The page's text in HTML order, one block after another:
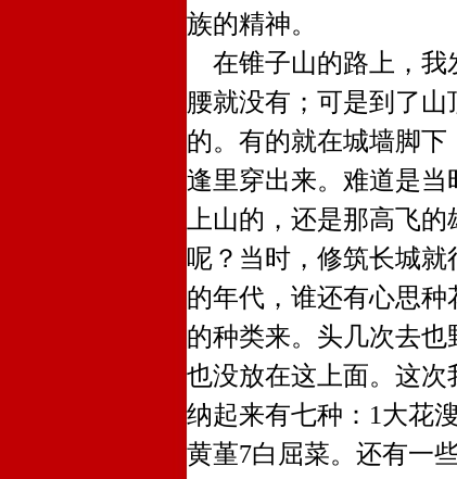
族的精神。
在锥子山的路上，我
腰就没有；可是到了
的。有的就在城墙脚
逢里穿出来。难道是
上山的，还是那高飞
呢？当时，修筑长城
的年代，谁还有心思
的种类来。头几次去
也没放在这上面。这
纳起来有七种：1大花
黄堇7白屈菜。还有一